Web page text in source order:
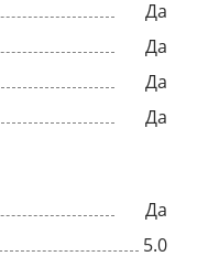
Да
Да
Да
Да
Да
5.0